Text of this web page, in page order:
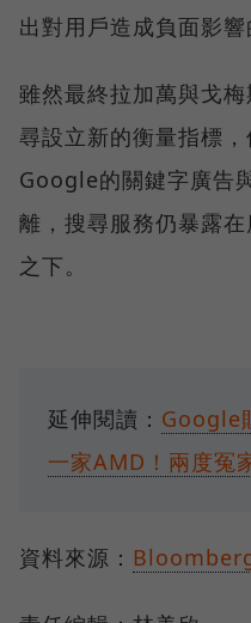
出對用戶造成負面影響
雖然最終拉加萬與戈
尋設立新的衡量指標，
Google的關鍵字廣告
離，搜尋服務仍暴露
之下。
延伸閱讀： Google
一家AMD！兩度冤
資料來源：